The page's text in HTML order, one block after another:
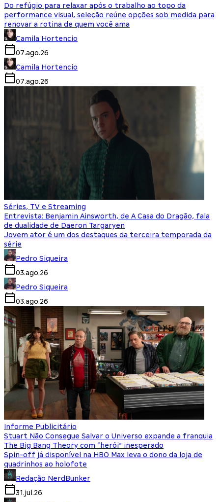
Do refúgio para relaxar após o trabalho ao topo da
performance visual, seleção reúne opções sob medida para
renovar a rotina de quem você ama
Camila Hortencio
07.ago.26
Camila Hortencio
07.ago.26
Séries, TV e Streaming
Entrevista: Benjamin Ainsworth, de A Casa do Dragão, fala
de dualidade de Daeron Targaryen
Jovem ator é um dos destaques da terceira temporada da
série
Pedro Siqueira
03.ago.26
Pedro Siqueira
03.ago.26
Informe Publicitário
Stuart Não Consegue Salvar o Universo expande a franquia
The Big Bang Theory com “herói” inesperado
Spin-off já disponível na HBO Max leva o dono da loja de
quadrinhos ao holofote
Redação NerdBunker
31.jul.26